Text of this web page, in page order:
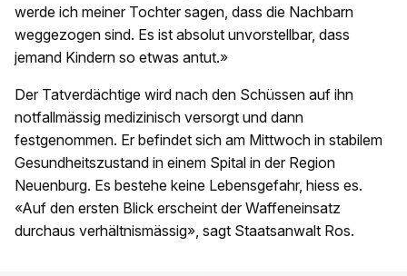
werde ich meiner Tochter sagen, dass die Nachbarn
weggezogen sind. Es ist absolut unvorstellbar, dass
jemand Kindern so etwas antut.»
Der Tatverdächtige wird nach den Schüssen auf ihn
notfallmässig medizinisch versorgt und dann
festgenommen. Er befindet sich am Mittwoch in stabilem
Gesundheitszustand in einem Spital in der Region
Neuenburg. Es bestehe keine Lebensgefahr, hiess es.
«Auf den ersten Blick erscheint der Waffeneinsatz
durchaus verhältnismässig», sagt Staatsanwalt Ros.